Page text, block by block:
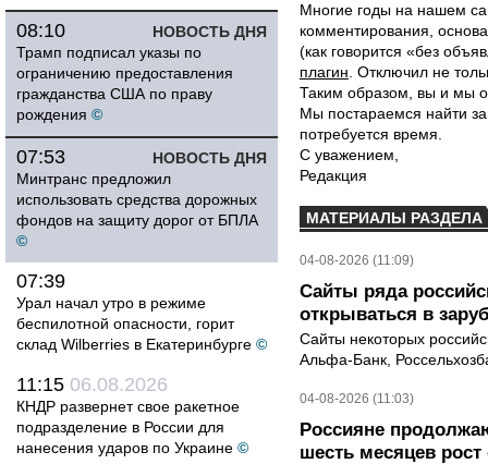
НОВОСТЬ ДНЯ
08:10
Трамп подписал указы по
ограничению предоставления
гражданства США по праву
рождения ©
НОВОСТЬ ДНЯ
07:53
Минтранс предложил
использовать средства дорожных
фондов на защиту дорог от БПЛА
©
07:39
Урал начал утро в режиме
беспилотной опасности, горит
склад Wilberries в Екатеринбурге ©
11:15 06.08.2026
КНДР развернет свое ракетное
подразделение в России для
нанесения ударов по Украине ©
Многие годы на нашем
комментирования,
(как говорится «без
плагин . Отключил не
Таким образом, вы и мы
Мы постараемся найти
потребуется время.
С уважением,
Редакция
МАТЕРИАЛЫ РАЗДЕЛА
04-08-2026 (11:09)
Сайты ряда
открываться в
Сайты некоторых
Альфа-Банк,
04-08-2026 (11:03)
Россияне
шесть месяцев рост